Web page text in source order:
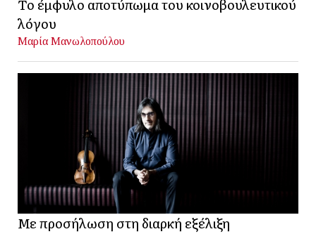
Το έμφυλο αποτύπωμα του κοινοβουλευτικού
λόγου
Μαρία Μανωλοπούλου
Με προσήλωση στη διαρκή εξέλιξη